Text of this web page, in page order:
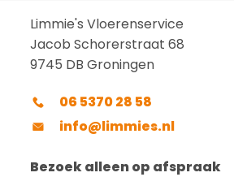
Limmie's Vloerenservice
Jacob Schorerstraat 68
9745 DB Groningen
06 5370 28 58
info@limmies.nl
Bezoek alleen op afspraak